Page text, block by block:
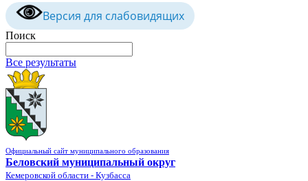
Версия для слабовидящих
Поиск
Все результаты
Официальный сайт муниципального образования
Беловский муниципальный округ
Кемеровской области - Кузбасса